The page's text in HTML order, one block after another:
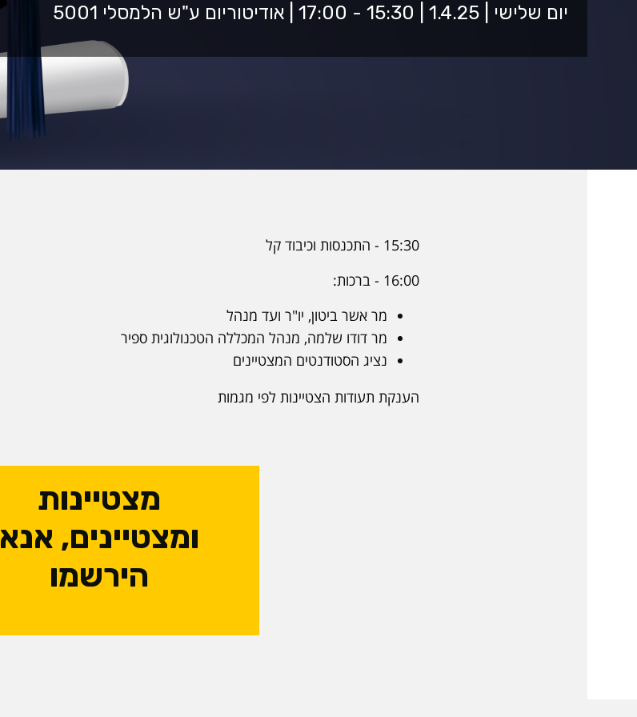
יום שלישי | 1.4.25 | 15:30 - 17:00 | אודיטוריום ע"ש הלמסלי 5001
15:30 - התכנסות וכיבוד קל
16:00 - ברכות:
מר אשר ביטון, יו"ר ועד מנהל
מר דודו שלמה, מנהל המכללה הטכנולוגית ספיר
נציג הסטודנטים המצטיינים
הענקת תעודות הצטיינות לפי מגמות
מצטיינות
ומצטיינים, אנא
הירשמו